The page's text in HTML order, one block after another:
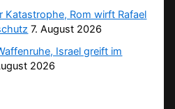
Katastrophe, Rom wirft Rafael
7. August 2026
Israel greift im
2026